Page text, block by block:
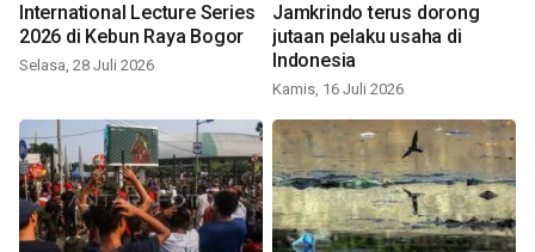
International Lecture Series
2026 di Kebun Raya Bogor
Selasa, 28 Juli 2026
Jamkrindo terus dorong
jutaan pelaku usaha di
Indonesia
Kamis, 16 Juli 2026